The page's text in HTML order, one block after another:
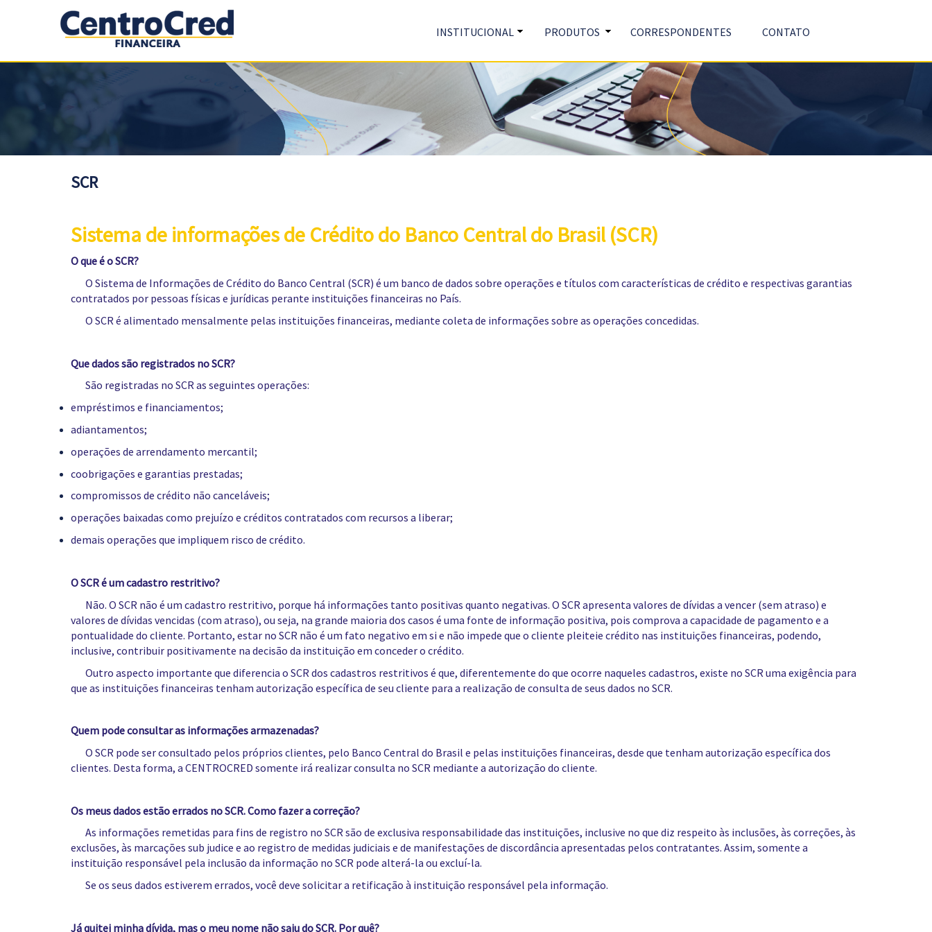
INSTITUCIONAL PRODUTOS CORRESPONDENTES CONTATO
SCR
Sistema de informações de Crédito do Banco Central do Brasil (SCR)
O que é o SCR?
O Sistema de Informações de Crédito do Banco Central (SCR) é um banco de dados sobre operações e títulos com características de crédito e respectivas garantias
contratados por pessoas físicas e jurídicas perante instituições financeiras no País.
O SCR é alimentado mensalmente pelas instituições financeiras, mediante coleta de informações sobre as operações concedidas.
Que dados são registrados no SCR?
São registradas no SCR as seguintes operações:
empréstimos e financiamentos;
adiantamentos;
operações de arrendamento mercantil;
coobrigações e garantias prestadas;
compromissos de crédito não canceláveis;
operações baixadas como prejuízo e créditos contratados com recursos a liberar;
demais operações que impliquem risco de crédito.
O SCR é um cadastro restritivo?
Não. O SCR não é um cadastro restritivo, porque há informações tanto positivas quanto negativas. O SCR apresenta valores de dívidas a vencer (sem atraso) e
valores de dívidas vencidas (com atraso), ou seja, na grande maioria dos casos é uma fonte de informação positiva, pois comprova a capacidade de pagamento e a
pontualidade do cliente. Portanto, estar no SCR não é um fato negativo em si e não impede que o cliente pleiteie crédito nas instituições financeiras, podendo,
inclusive, contribuir positivamente na decisão da instituição em conceder o crédito.
Outro aspecto importante que diferencia o SCR dos cadastros restritivos é que, diferentemente do que ocorre naqueles cadastros, existe no SCR uma exigência para
que as instituições financeiras tenham autorização específica de seu cliente para a realização de consulta de seus dados no SCR.
Quem pode consultar as informações armazenadas?
O SCR pode ser consultado pelos próprios clientes, pelo Banco Central do Brasil e pelas instituições financeiras, desde que tenham autorização específica dos
clientes. Desta forma, a CENTROCRED somente irá realizar consulta no SCR mediante a autorização do cliente.
Os meus dados estão errados no SCR. Como fazer a correção?
As informações remetidas para fins de registro no SCR são de exclusiva responsabilidade das instituições, inclusive no que diz respeito às inclusões, às correções, às
exclusões, às marcações sub judice e ao registro de medidas judiciais e de manifestações de discordância apresentadas pelos contratantes. Assim, somente a
instituição responsável pela inclusão da informação no SCR pode alterá-la ou excluí-la.
Se os seus dados estiverem errados, você deve solicitar a retificação à instituição responsável pela informação.
Já quitei minha dívida, mas o meu nome não saiu do SCR. Por quê?